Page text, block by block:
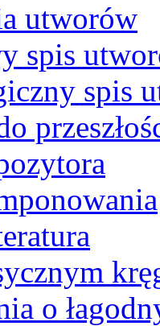
utworów
spis
spis
o